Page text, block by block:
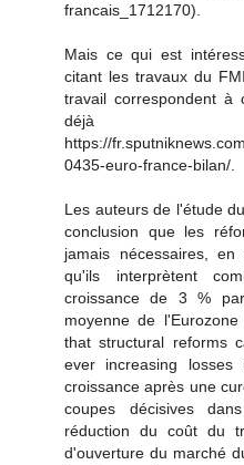
francais_1712170).
Mais ce qui est
citant les travaux du
travail correspondent à
déjà
https://
0435-euro-france-bilan/.
Les auteurs de l'étude
conclusion que les
jamais nécessaires,
qu'ils interprètent
croissance de 3 %
moyenne de
that structural reforms
ever increasing
croissance après une
coupes décisives
réduction du coût du
d'ouverture du marché